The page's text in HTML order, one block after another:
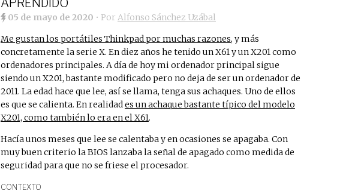
APRENDIDO
05 de mayo de 2020 • Por Alfonso Sánchez Uzábal
Me gustan los portátiles Thinkpad por muchas razones, y más
concretamente la serie X. En diez años he tenido un X61 y un X201 como
ordenadores principales. A día de hoy mi ordenador principal sigue
siendo un X201, bastante modificado pero no deja de ser un ordenador de
2011. La edad hace que lee, así se llama, tenga sus achaques. Uno de ellos
es que se calienta. En realidades un achaque bastante típico del modelo
X201, como también lo era en el X61.
Hacía unos meses que lee se calentaba y en ocasiones se apagaba. Con
muy buen criterio la BIOS lanzaba la señal de apagado como medida de
seguridad para que no se friese el procesador.
CONTEXTO